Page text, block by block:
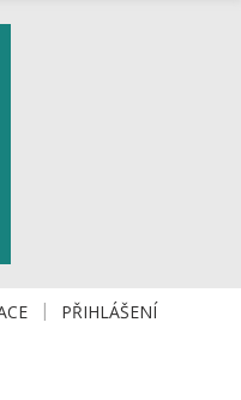
PŘIHLÁŠENÍ